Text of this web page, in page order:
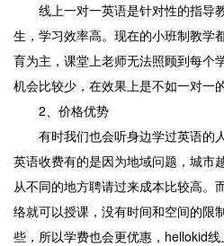
线上一对一英语是针对性的指导
生，学习效率高。现在的小班制教学
育为主，课堂上老师无法照顾到每个
机会比较少，在效果上是不如一对一的
2、价格优势
有时我们也会听身边学过英语的人
英语收费有的是因为地域问题，城市
从不同的地方聘请过来成本比较高。
络就可以授课，没有时间和空间的限
些，所以学费也会更优惠，hellokid